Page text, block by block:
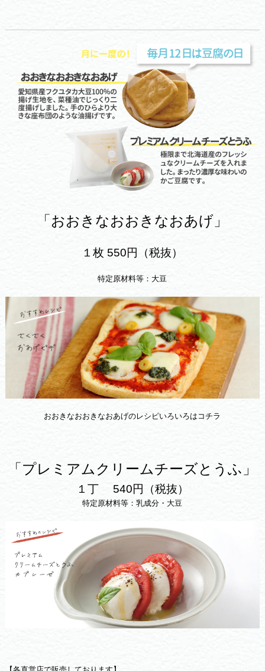
「おおきなおおきなおあげ」
１枚 550円（税抜）
特定原材料等：大豆
おおきなおおきなおあげのレシピいろいろはコチラ
「プレミアムクリームチーズとうふ」
１丁 540円（税抜）
特定原材料等：乳成分・大豆